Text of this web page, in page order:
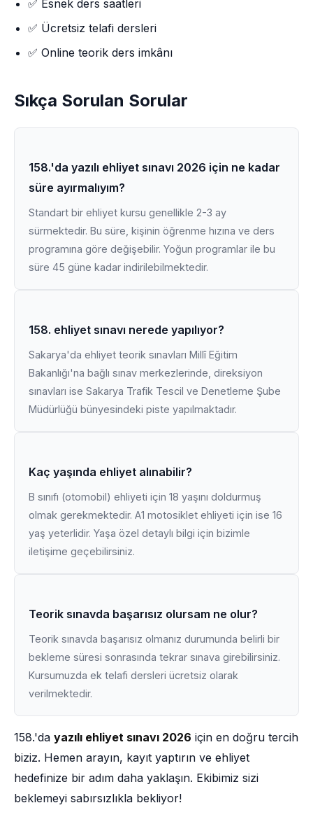
✅ Esnek ders saatleri
✅ Ücretsiz telafi dersleri
✅ Online teorik ders imkânı
Sıkça Sorulan Sorular
158.'da yazılı ehliyet sınavı 2026 için ne kadar
süre ayırmalıyım?
Standart bir ehliyet kursu genellikle 2-3 ay
sürmektedir. Bu süre, kişinin öğrenme hızına ve ders
programına göre değişebilir. Yoğun programlar ile bu
süre 45 güne kadar indirilebilmektedir.
158. ehliyet sınavı nerede yapılıyor?
Sakarya'da ehliyet teorik sınavları Millî Eğitim
Bakanlığı'na bağlı sınav merkezlerinde, direksiyon
sınavları ise Sakarya Trafik Tescil ve Denetleme Şube
Müdürlüğü bünyesindeki piste yapılmaktadır.
Kaç yaşında ehliyet alınabilir?
B sınıfı (otomobil) ehliyeti için 18 yaşını doldurmuş
olmak gerekmektedir. A1 motosiklet ehliyeti için ise 16
yaş yeterlidir. Yaşa özel detaylı bilgi için bizimle
iletişime geçebilirsiniz.
Teorik sınavda başarısız olursam ne olur?
Teorik sınavda başarısız olmanız durumunda belirli bir
bekleme süresi sonrasında tekrar sınava girebilirsiniz.
Kursumuzda ek telafi dersleri ücretsiz olarak
verilmektedir.
158.'da yazılı ehliyet sınavı 2026 için en doğru tercih
biziz. Hemen arayın, kayıt yaptırın ve ehliyet
hedefinize bir adım daha yaklaşın. Ekibimiz sizi
beklemeyi sabırsızlıkla bekliyor!